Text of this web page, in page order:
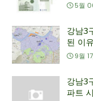
5월
강남3
된 이
9월
강남3
파트